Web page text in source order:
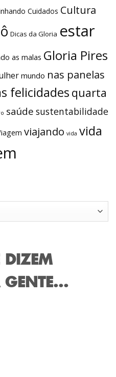
Cuidados Cultura
Dicas da Gloria estar
as malas Gloria Pires
mundo nas panelas
felicidades quarta
saúde sustentabilidade
viajando vida vida
DIZEM
GENTE...